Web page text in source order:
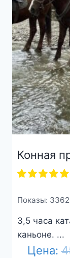
Конная
Показы:
3,5 часа
каньоне. ...
Цена: